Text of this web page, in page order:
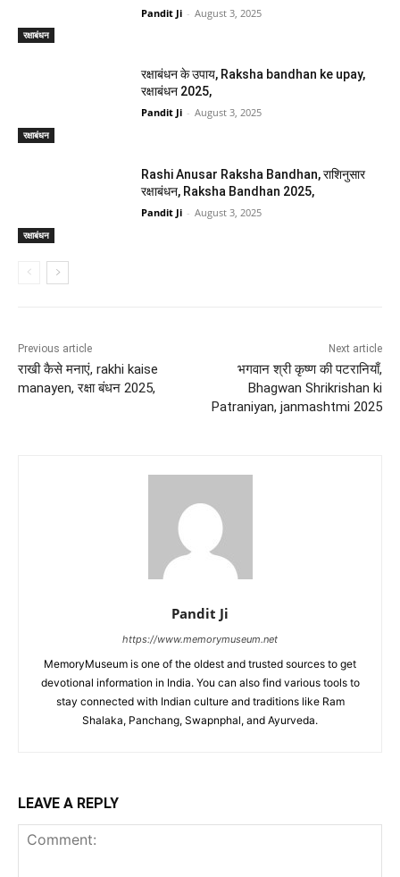
रक्षाबंधन
Pandit Ji - August 3, 2025
रक्षाबंधन
रक्षाबंधन के उपाय, Raksha bandhan ke upay,
रक्षाबंधन 2025,
Pandit Ji - August 3, 2025
रक्षाबंधन
Rashi Anusar Raksha Bandhan, राशिनुसार
रक्षाबंधन, Raksha Bandhan 2025,
Pandit Ji - August 3, 2025
Previous article
राखी कैसे मनाएं, rakhi kaise
manayen, रक्षा बंधन 2025,
Next article
भगवान श्री कृष्ण की पटरानियाँ,
Bhagwan Shrikrishan ki
Patraniyan, janmashtmi 2025
Pandit Ji
https://www.memorymuseum.net
MemoryMuseum is one of the oldest and trusted sources to get
devotional information in India. You can also find various tools to
stay connected with Indian culture and traditions like Ram
Shalaka, Panchang, Swapnphal, and Ayurveda.
LEAVE A REPLY